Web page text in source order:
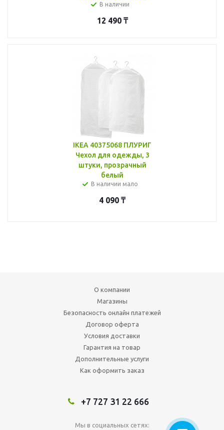
В наличии
12 490₸
IKEA 40375068 ПЛУРИГ
Чехол для одежды, 3
штуки, прозрачный
белый
В наличии мало
4 090 ₸
О компании
Магазины
Безопасность онлайн платежей
Договор оферта
Условия доставки
Гарантия на товар
Дополнительные услуги
Как оформить заказ
+7 727 31 22 666
Мы в социальных сетях: